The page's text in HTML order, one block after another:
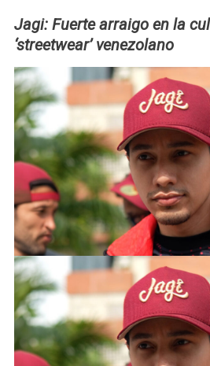
Jagi: Fuerte arraigo en la
‘streetwear’ venezolano